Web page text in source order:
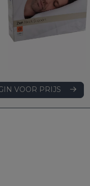
VOOR PRIJS